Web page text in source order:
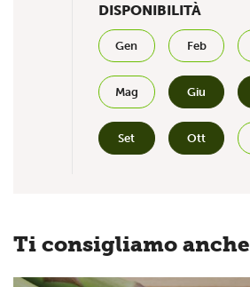
DISPONIBILITÀ
Gen Feb
Mag Giu
Set Ott
Ti consigliamo anche